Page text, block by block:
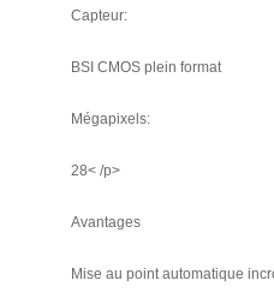
Capteur:
BSI CMOS plein format
Mégapixels:
28< /p>
Avantages
Mise au point automatique